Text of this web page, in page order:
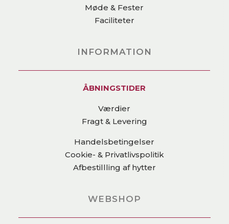
Møde & Fester
Faciliteter
INFORMATION
ÅBNINGSTIDER
Værdier
Fragt & Levering
Handelsbetingelser
Cookie- & Privatlivspolitik
Afbestillling af hytter
WEBSHOP